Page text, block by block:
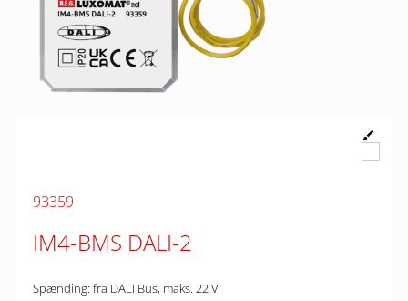
93359
IM4-BMS DALI-2
Spænding: fra DALI Bus, maks. 22 V